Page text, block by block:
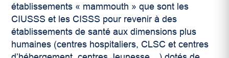
établissements « mammouth » que sont les
CIUSSS et les CISSS pour revenir à des
établissements de santé aux dimensions plus
humaines (centres hospitaliers, CLSC et centres